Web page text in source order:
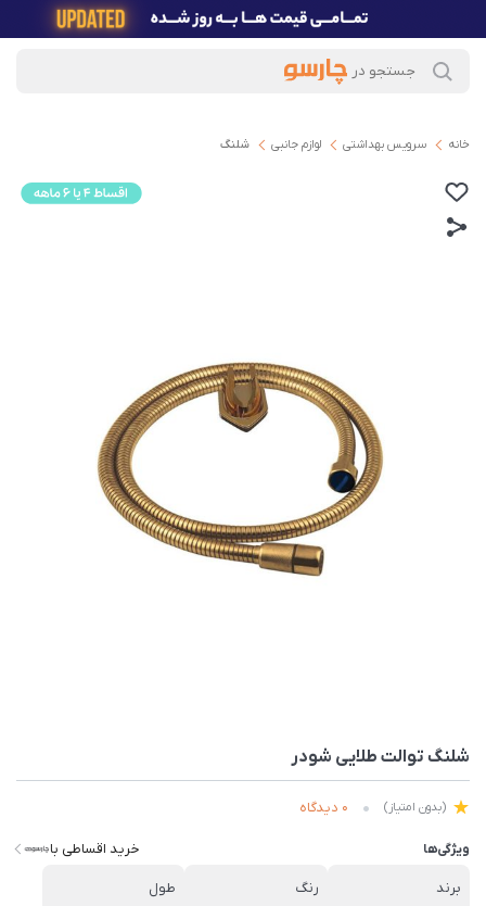
خانه سرویس بهداشتی لوازم جانبی شلنگ
شلنگ توالت طلایی شودر
(بدون امتیاز) 0 دیدگاه
ویژگی‌ها خرید اقساطی با
برند
رنگ
طول